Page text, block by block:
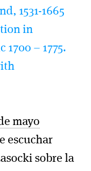
1531-1665
in
– 1775.
mayo
escuchar
sobre la